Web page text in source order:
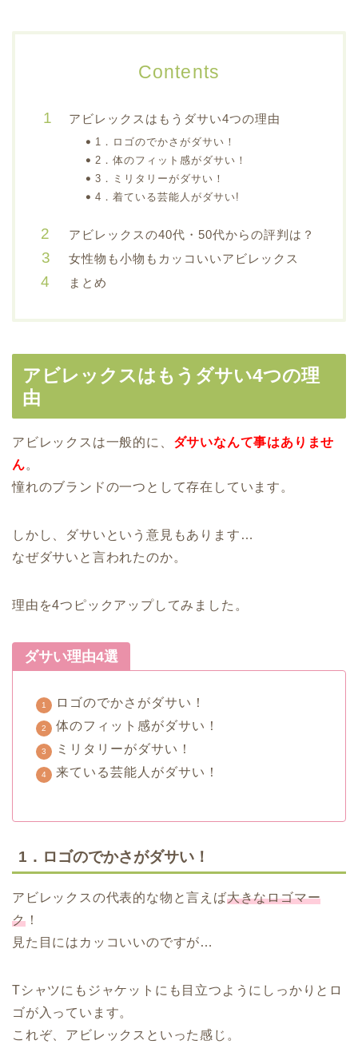
Contents
アビレックスはもうダサい4つの理由
1．ロゴのでかさがダサい！
2．体のフィット感がダサい！
3．ミリタリーがダサい！
4．着ている芸能人がダサい!
アビレックスの40代・50代からの評判は？
女性物も小物もカッコいいアビレックス
まとめ
アビレックスはもうダサい4つの理
由
アビレックスは一般的に、 ダサいなんて事はありませ
ん。
憧れのブランドの一つとして存在しています。
しかし、ダサいという意見もあります…
なぜダサいと言われたのか。
理由を4つピックアップしてみました。
ダサい理由4選
ロゴのでかさがダサい！
体のフィット感がダサい！
ミリタリーがダサい！
来ている芸能人がダサい！
1．ロゴのでかさがダサい！
アビレックスの代表的な物と言えば大きなロゴマー
ク！
見た目にはカッコいいのですが…
Tシャツにもジャケットにも目立つようにしっかりとロ
ゴが入っています。
これぞ、アビレックスといった感じ。